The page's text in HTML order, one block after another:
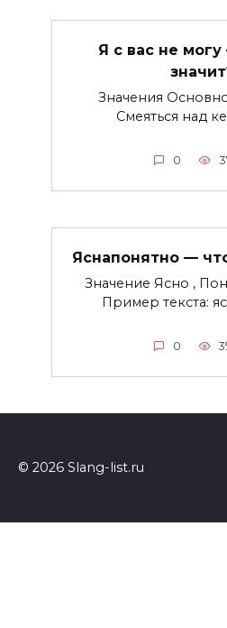
Я с вас не
Значения
Смеяться над
0
Яснапонятно —
Значение Ясно ,
Пример текста:
0
© 2026 Slang-list.ru